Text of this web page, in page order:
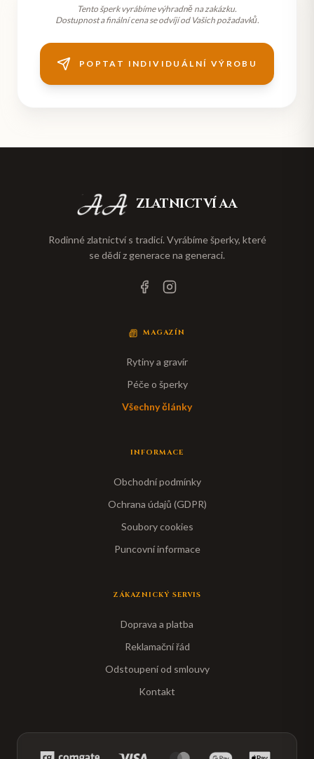
Tento šperk vyrábíme výhradně na zakázku.
Dostupnost a finální cena se odvíjí od Vašich požadavků.
POPTAT INDIVIDUÁLNÍ VÝROBU
ZLATNICTVÍ AA
Rodinné zlatnictví s tradicí. Vyrábíme šperky, které
se dědí z generace na generaci.
MAGAZÍN
Rytiny a gravír
Péče o šperky
Všechny články
INFORMACE
Obchodní podmínky
Ochrana údajů (GDPR)
Soubory cookies
Puncovní informace
ZÁKAZNICKÝ SERVIS
Doprava a platba
Reklamační řád
Odstoupení od smlouvy
Kontakt